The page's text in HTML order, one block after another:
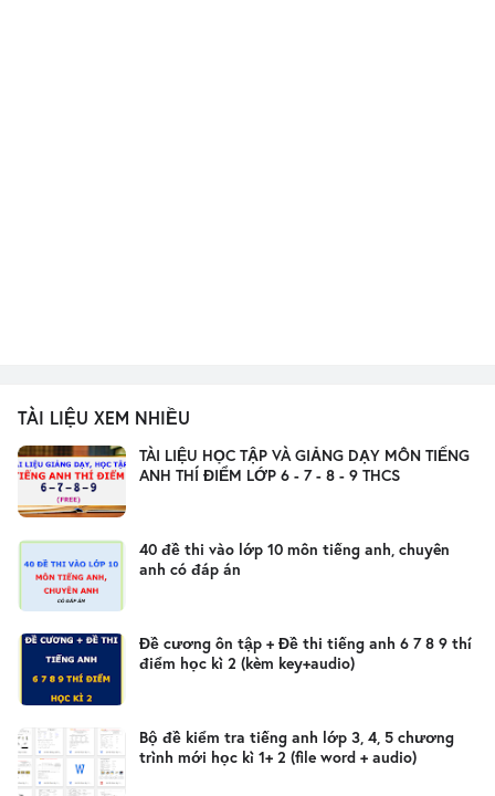
TÀI LIỆU XEM NHIỀU
TÀI LIỆU HỌC TẬP VÀ GIẢNG DẠY MÔN TIẾNG
ANH THÍ ĐIỂM LỚP 6 - 7 - 8 - 9 THCS
40 đề thi vào lớp 10 môn tiếng anh, chuyên
anh có đáp án
Đề cương ôn tập + Đề thi tiếng anh 6 7 8 9 thí
điểm học kì 2 (kèm key+audio)
Bộ đề kiểm tra tiếng anh lớp 3, 4, 5 chương
trình mới học kì 1+ 2 (file word + audio)